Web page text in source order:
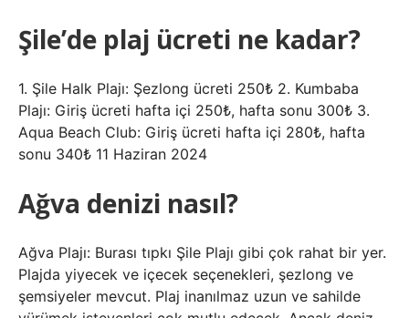
Şile’de plaj ücreti ne kadar?
1. Şile Halk Plajı: Şezlong ücreti 250₺ 2. Kumbaba
Plajı: Giriş ücreti hafta içi 250₺, hafta sonu 300₺ 3.
Aqua Beach Club: Giriş ücreti hafta içi 280₺, hafta
sonu 340₺ 11 Haziran 2024
Ağva denizi nasıl?
Ağva Plajı: Burası tıpkı Şile Plajı gibi çok rahat bir yer.
Plajda yiyecek ve içecek seçenekleri, şezlong ve
şemsiyeler mevcut. Plaj inanılmaz uzun ve sahilde